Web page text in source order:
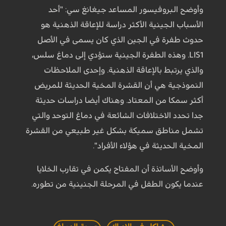
وأوضح البروفيسور المساعد جيغانغ سي: "أحد
الأسباب الجينية الأكثر دراسة للإعاقة الذهنية هو
حدوث طفرة في الجين الذي كان يسمى في الأصل
LIS1. وهذه الطفرة الجينية ستؤدي إلى دماغ سلس،
والذي يرتبط بالإعاقة الذهنية. وإحدى الملاحظات
النموذجية هي أن القشرة المخية الحديثة للمريض
أكثر سمكا من المعتاد. وهناك أيضا دراسات حديثة
جدا تحدد الاختلافات الشائعة في دماغ التوحد والتي
تشمل مناطق سميكة بشكل غير طبيعي من القشرة
المخية الحديثة في هؤلاء الأفراد".
وأوضح الأساتذة أن المفتاح يكمن في تقارب الخلايا
عندما يكون الطفل في المرحلة الجنينية من تطوره.